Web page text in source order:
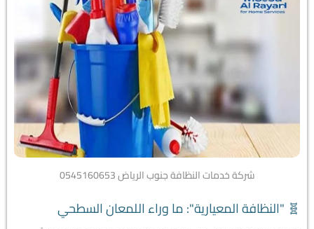
شركة خدمات النظافة جنوب الرياض 0545160653
🧬 "النظافة المعيارية": ما وراء اللمعان السطحي